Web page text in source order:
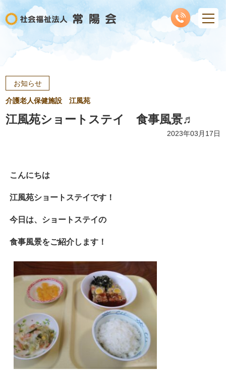
お知らせ
介護老人保健施設 江風苑
江風苑ショートステイ 食事風景♬
2023年03月17日
こんにちは
江風苑ショートステイです！
今日は、ショートステイの
食事風景をご紹介します！